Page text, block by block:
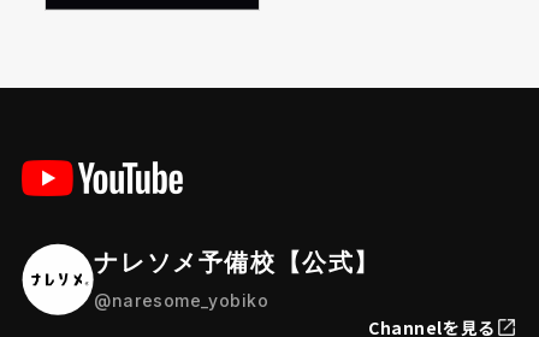
ナレソメ予備校【公式】
@naresome_yobiko
Channelを見る